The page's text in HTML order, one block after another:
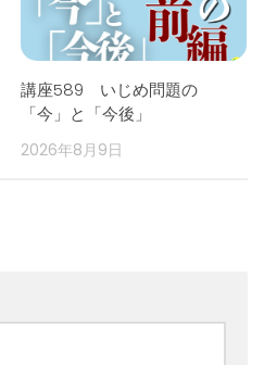
講座589 いじめ問題の
「今」と「今後」
2026年8月9日